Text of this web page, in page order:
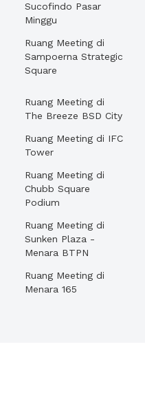
Sucofindo Pasar
Minggu
Ruang Meeting di
Sampoerna Strategic
Square
Ruang Meeting di
The Breeze BSD City
Ruang Meeting di IFC
Tower
Ruang Meeting di
Chubb Square
Podium
Ruang Meeting di
Sunken Plaza -
Menara BTPN
Ruang Meeting di
Menara 165